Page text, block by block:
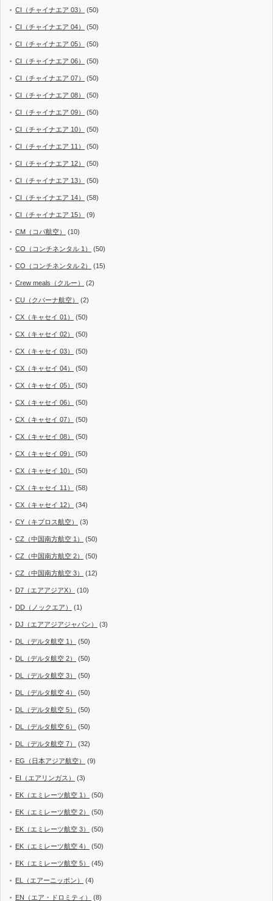
CI（チャイナエア 03） (50)
CI（チャイナエア 04） (50)
CI（チャイナエア 05） (50)
CI（チャイナエア 06） (50)
CI（チャイナエア 07） (50)
CI（チャイナエア 08） (50)
CI（チャイナエア 09） (50)
CI（チャイナエア 10） (50)
CI（チャイナエア 11） (50)
CI（チャイナエア 12） (50)
CI（チャイナエア 13） (50)
CI（チャイナエア 14） (58)
CI（チャイナエア 15） (9)
CM（コパ航空） (10)
CO（コンチネンタル 1） (50)
CO（コンチネンタル 2） (15)
Crew meals（クルー） (2)
CU（クバーナ航空） (2)
CX（キャセイ 01） (50)
CX（キャセイ 02） (50)
CX（キャセイ 03） (50)
CX（キャセイ 04） (50)
CX（キャセイ 05） (50)
CX（キャセイ 06） (50)
CX（キャセイ 07） (50)
CX（キャセイ 08） (50)
CX（キャセイ 09） (50)
CX（キャセイ 10） (50)
CX（キャセイ 11） (58)
CX（キャセイ 12） (34)
CY（キプロス航空） (3)
CZ（中国南方航空 1） (50)
CZ（中国南方航空 2） (50)
CZ（中国南方航空 3） (12)
D7（エアアジアX） (10)
DD（ノックエア） (1)
DJ（エアアジアジャパン） (3)
DL（デルタ航空 1） (50)
DL（デルタ航空 2） (50)
DL（デルタ航空 3） (50)
DL（デルタ航空 4） (50)
DL（デルタ航空 5） (50)
DL（デルタ航空 6） (50)
DL（デルタ航空 7） (32)
EG（日本アジア航空） (9)
EI（エアリンガス） (3)
EK（エミレーツ航空 1） (50)
EK（エミレーツ航空 2） (50)
EK（エミレーツ航空 3） (50)
EK（エミレーツ航空 4） (50)
EK（エミレーツ航空 5） (45)
EL（エアーニッポン） (4)
EN（エア・ドロミティ） (8)